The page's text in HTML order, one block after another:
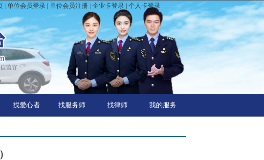
| 单位会员登录 | 单位会员注册 | 企业卡登录 | 个人卡登录
找爱心者 找服务师 找律师 我的服务